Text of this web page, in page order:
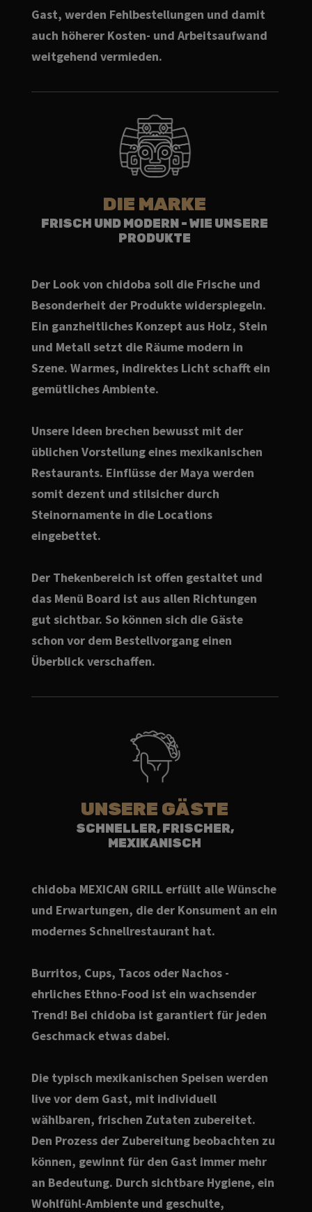
Gast, werden Fehlbestellungen und damit
auch höherer Kosten- und Arbeitsaufwand
weitgehend vermieden.
DIE MARKE
FRISCH UND MODERN - WIE UNSERE
PRODUKTE
Der Look von chidoba soll die Frische und
Besonderheit der Produkte widerspiegeln.
Ein ganzheitliches Konzept aus Holz, Stein
und Metall setzt die Räume modern in
Szene. Warmes, indirektes Licht schafft ein
gemütliches Ambiente.
Unsere Ideen brechen bewusst mit der
üblichen Vorstellung eines mexikanischen
Restaurants. Einflüsse der Maya werden
somit dezent und stilsicher durch
Steinornamente in die Locations
eingebettet.
Der Thekenbereich ist offen gestaltet und
das Menü Board ist aus allen Richtungen
gut sichtbar. So können sich die Gäste
schon vor dem Bestellvorgang einen
Überblick verschaffen.
UNSERE GÄSTE
SCHNELLER, FRISCHER,
MEXIKANISCH
chidoba MEXICAN GRILL erfüllt alle Wünsche
und Erwartungen, die der Konsument an ein
modernes Schnellrestaurant hat.
Burritos, Cups, Tacos oder Nachos -
ehrliches Ethno-Food ist ein wachsender
Trend! Bei chidoba ist garantiert für jeden
Geschmack etwas dabei.
Die typisch mexikanischen Speisen werden
live vor dem Gast, mit individuell
wählbaren, frischen Zutaten zubereitet.
Den Prozess der Zubereitung beobachten zu
können, gewinnt für den Gast immer mehr
an Bedeutung. Durch sichtbare Hygiene, ein
Wohlfühl-Ambiente und geschulte,